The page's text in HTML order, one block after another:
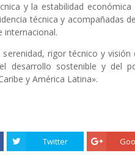
y la estabilidad
técnica y acompañadas
internacional.
rigor técnico y
desarrollo sostenible y del
y América Latina».
Twitter